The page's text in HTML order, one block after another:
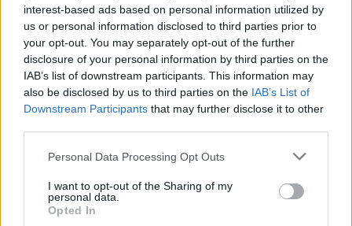
interest-based ads based on personal information utilized by
us or personal information disclosed to third parties prior to
your opt-out. You may separately opt-out of the further
disclosure of your personal information by third parties on the
IAB’s list of downstream participants. This information may
also be disclosed by us to third parties on the IAB’s List of
Downstream Participants that may further disclose it to other
Please note that this website/app uses one or more Google
not limited to your visit or usage behaviour. You may click to
grant or deny consent to Google and its third-party tags to
use your data for below specified purposes in below Google
Personal Data Processing Opt Outs
I want to opt-out of the Sharing of my
personal data.
Opted In